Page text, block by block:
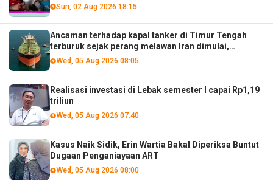
Sun, 02 Aug 2026 18:15
Ancaman terhadap kapal tanker di Timur Tengah
terburuk sejak perang melawan Iran dimulai,
menurut analis
Wed, 05 Aug 2026 08:05
Realisasi investasi di Lebak semester I capai Rp1,19
triliun
Wed, 05 Aug 2026 07:40
Kasus Naik Sidik, Erin Wartia Bakal Diperiksa Buntut
Dugaan Penganiayaan ART
Wed, 05 Aug 2026 08:00